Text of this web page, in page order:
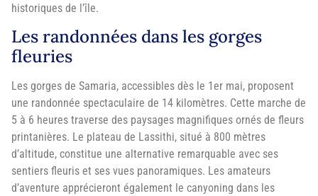
historiques de l’île.
Les randonnées dans les gorges
fleuries
Les gorges de Samaria, accessibles dès le 1er mai, proposent
une randonnée spectaculaire de 14 kilomètres. Cette marche de
5 à 6 heures traverse des paysages magnifiques ornés de fleurs
printanières. Le plateau de Lassithi, situé à 800 mètres
d’altitude, constitue une alternative remarquable avec ses
sentiers fleuris et ses vues panoramiques. Les amateurs
d’aventure apprécieront également le canyoning dans les